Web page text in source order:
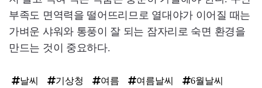
부족도 면역력을 떨어뜨리므로 열대야가 이어질 때는
가벼운 샤워와 통풍이 잘 되는 잠자리로 숙면 환경을
만드는 것이 중요하다.
날씨 기상청 여름 여름날씨
6월날씨